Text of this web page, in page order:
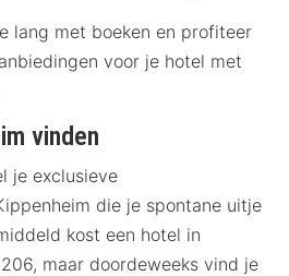
lang met boeken en profiteer
voor je hotel met
vinden
je exclusieve
die je spontane uitje
kost een hotel in
maar doordeweeks vind je